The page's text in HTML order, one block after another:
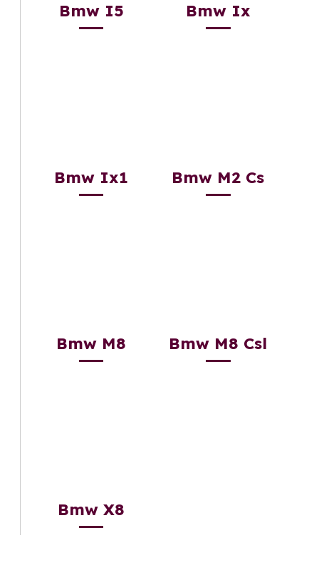
Bmw I5 Bmw Ix
Bmw Ix1 Bmw M2 Cs
Bmw M8 Bmw M8 Csl
Bmw X8